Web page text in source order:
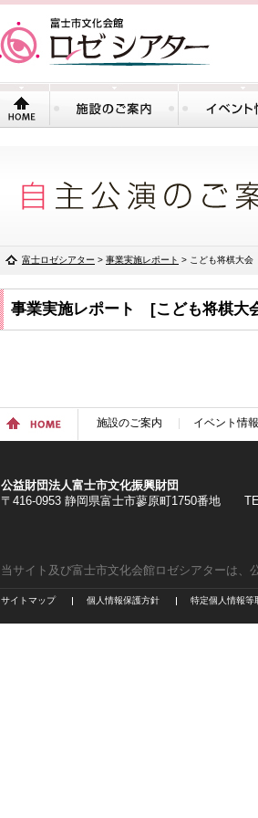
富士ロゼシアター > 事業実施レポート > こども将棋大会
事業実施レポート [こども将棋大
施設のご案内 イベント情報
公益財団法人富士市文化振興財団
〒416-0953 静岡県富士市蓼原町1750番地
当サイト及び富士市文化会館ロゼシアターは、
サイトマップ 個人情報保護方針 特定個人情報等